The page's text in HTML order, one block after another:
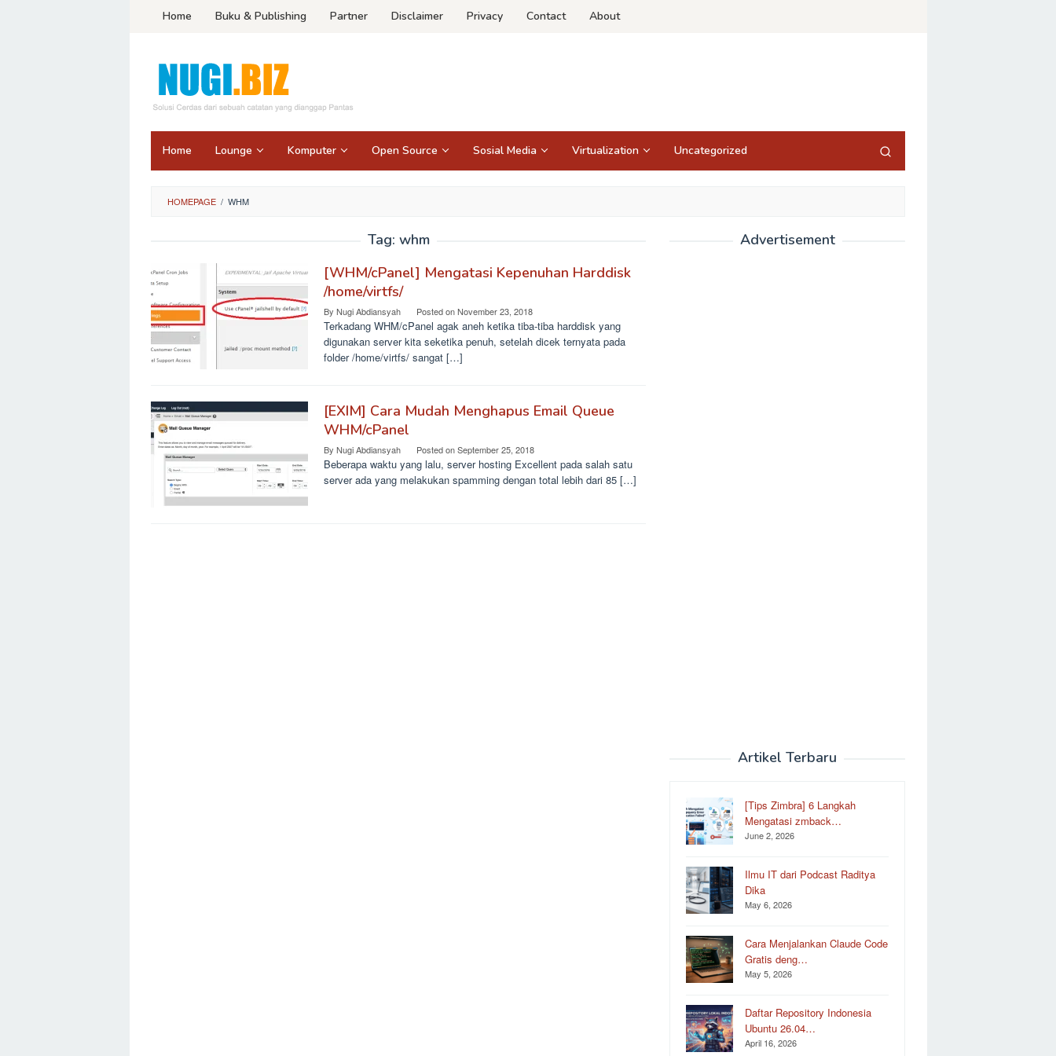
Home Buku & Publishing Partner Disclaimer Privacy Contact About
Home Lounge Komputer Open Source Sosial Media Virtualization Uncategorized
HOMEPAGE / WHM
Tag: whm
[WHM/cPanel] Mengatasi Kepenuhan Harddisk
/home/virtfs/
By Nugi Abdiansyah Posted onNovember 23, 2018
Terkadang WHM/cPanel agak aneh ketika tiba-tiba harddisk yang
digunakan server kita seketika penuh, setelah dicek ternyata pada
folder /home/virtfs/ sangat […]
[EXIM] Cara Mudah Menghapus Email Queue
WHM/cPanel
By Nugi Abdiansyah Posted onSeptember 25, 2018
Beberapa waktu yang lalu, server hosting Excellent pada salah satu
server ada yang melakukan spamming dengan total lebih dari 85 […]
Advertisement
Artikel Terbaru
[Tips Zimbra] 6 Langkah
Mengatasi zmback…
June 2, 2026
Ilmu IT dari Podcast Raditya
Dika
May 6, 2026
Cara Menjalankan Claude Code
Gratis deng…
May 5, 2026
Daftar Repository Indonesia
Ubuntu 26.04…
April 16, 2026